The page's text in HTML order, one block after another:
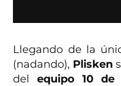
Llegando de la
(nadando), Plisken
delequipo 10 de